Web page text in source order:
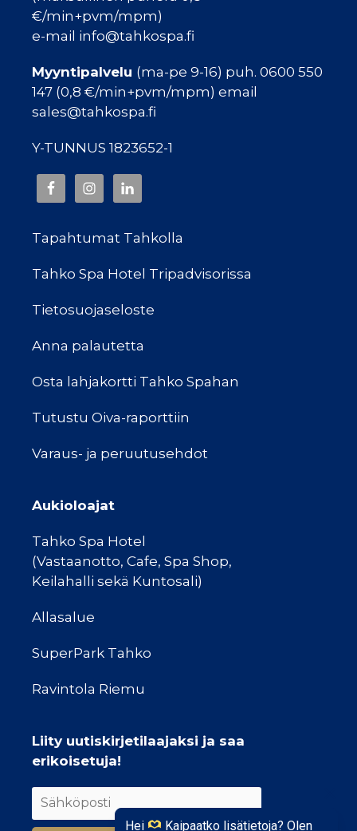
Hei Kaipaatko lisätietoja? Olen
€/min+pvm/mpm)
e-mail info@tahkospa.fi
Myyntipalvelu (ma-pe 9-16) puh. 0600 550
147 (0,8 €/min+pvm/mpm) email
sales@tahkospa.fi
Y-TUNNUS 1823652-1
Tapahtumat Tahkolla
Tahko Spa Hotel Tripadvisorissa
Tietosuojaseloste
Anna palautetta
Osta lahjakortti Tahko Spahan
Tutustu Oiva-raporttiin
Varaus- ja peruutusehdot
Aukioloajat
Tahko Spa Hotel
(Vastaanotto, Cafe, Spa Shop,
Keilahalli sekä Kuntosali)
Allasalue
SuperPark Tahko
Ravintola Riemu
Liity uutiskirjetilaajaksi ja saa
erikoisetuja!